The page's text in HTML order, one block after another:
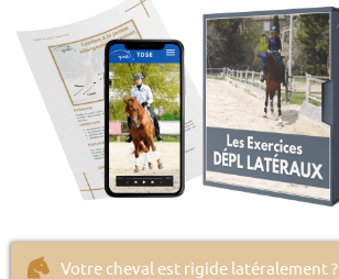
Votre cheval est rigide latéralement ?